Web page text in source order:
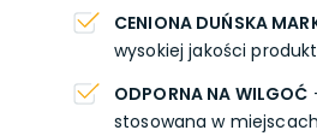
CENIONA DUŃSKA
wysokiej jakości
ODPORNA NA WILGOĆ
stosowana w